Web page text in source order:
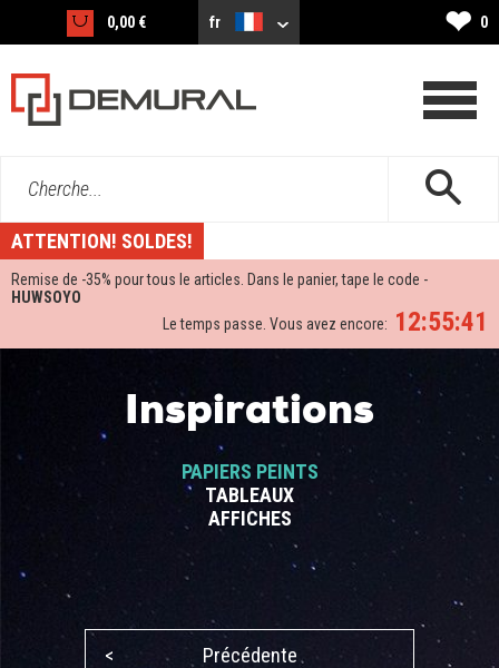
0,00 € fr ❤ 0
Cherche...
ATTENTION! SOLDES!
Remise de -35% pour tous le articles. Dans le panier, tape le code -
HUWSOYO
12:55:41
Le temps passe. Vous avez encore:
Inspirations
PAPIERS PEINTS
TABLEAUX
AFFICHES
< Précédente